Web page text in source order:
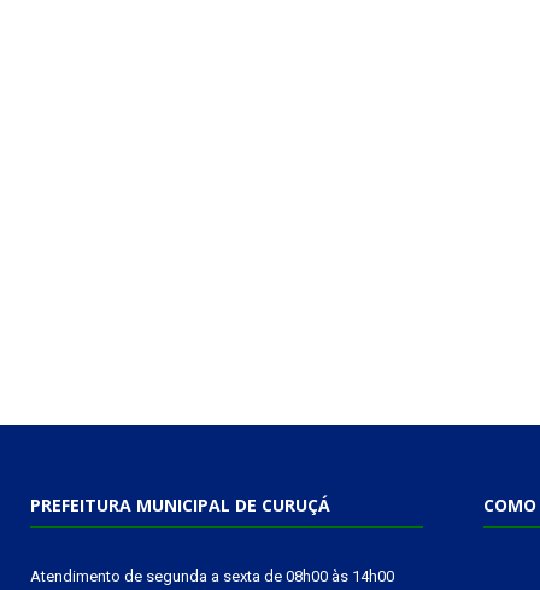
PREFEITURA MUNICIPAL DE CURUÇÁ
Atendimento de segunda a sexta de 08h00 às 14h00
COMO